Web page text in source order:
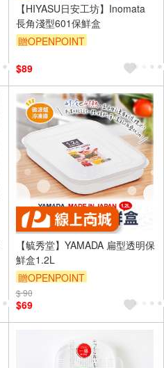
【HIYASU日安工坊】Inomata
長角淺型601保鮮盒
贈OPENPOINT
$89
【毓秀堂】YAMADA 扁型透明保
鮮盒1.2L
贈OPENPOINT
$ 90
$69